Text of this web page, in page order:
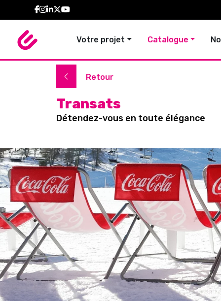
Votre projet
Explorez notre gamme
haute qualité,
élégants. Nous
percutante. Nos
Catalogue
TENTES
PERSONNALISÉES
ARCHES
Retour
Transats
Détendez-vous en toute élégance